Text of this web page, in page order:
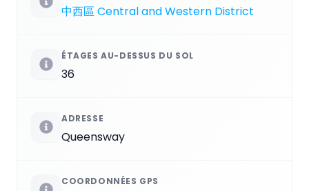
中西區 Central and Western District
ÉTAGES AU-DESSUS DU SOL
36
ADRESSE
Queensway
COORDONNÉES GPS